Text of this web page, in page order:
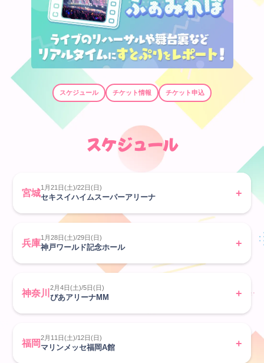
新規会員登録
すとふぁみ会員の方はこちらからログイン
ふぁみレポ
ラジオ
フォトギャラリー
Q&A
お手紙BOX
すとふぁみ占い
スケジュール チケット情報 チケット申込
スケジュール
宮城
1月21日(土)/22日(日)
セキスイハイムスーパーアリーナ
兵庫
1月28日(土)/29日(日)
神戸ワールド記念ホール
神奈川
2月4日(土)/5日(日)
ぴあアリーナMM
福岡
2月11日(土)/12日(日)
マリンメッセ福岡A館